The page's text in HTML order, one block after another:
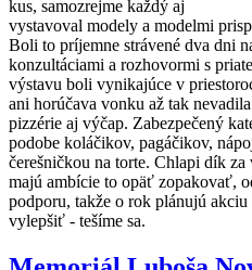
kus, samozrejme každý aj
vystavoval modely a modelmi
Boli to príjemne strávené dva dni
konzultáciami a rozhovormi s
výstavu boli vynikajúce v
ani horúčava vonku až tak
pizzérie aj výčap. Zabezpečený
podobe koláčikov, pagáčikov,
čerešničkou na torte. Chlapi dík
majú ambície to opäť zopakovať,
podporu, takže o rok plánujú
vylepšiť - tešíme sa.